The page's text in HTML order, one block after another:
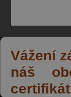
Vážení
náš